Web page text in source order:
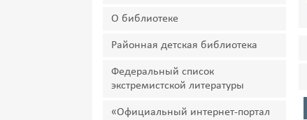
О библиотеке
Районная детская библиотека
Федеральный список
экстремистской литературы
«Официальный интернет-портал